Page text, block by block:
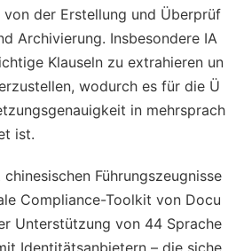
der Erstellung und Überprüf
Archivierung. Insbesondere IA
Klauseln zu extrahieren un
wodurch es für die Ü
in mehrsprach
ist.
Führungszeugnisse
Compliance-Toolkit von Docu
Unterstützung von 44 Sprache
Identitätsanbietern – die siche